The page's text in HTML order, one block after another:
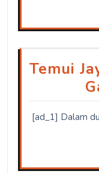
Temui
[ad_1] Dalam